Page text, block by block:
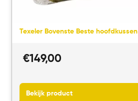
Texeler Bovenste Beste hoofdkussen
€149,00